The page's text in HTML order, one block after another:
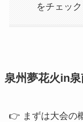
をチェック
泉州夢花火in
👉 まずは大会の